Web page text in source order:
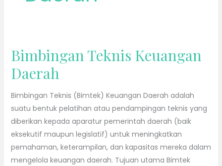
Bimbingan Teknis Keuangan
Daerah
Bimbingan Teknis (Bimtek) Keuangan Daerah adalah
suatu bentuk pelatihan atau pendampingan teknis yang
diberikan kepada aparatur pemerintah daerah (baik
eksekutif maupun legislatif) untuk meningkatkan
pemahaman, keterampilan, dan kapasitas mereka dalam
mengelola keuangan daerah. Tujuan utama Bimtek
Bimbingan
Keuangan
Daerah